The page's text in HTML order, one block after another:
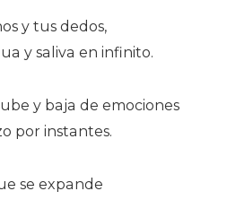
y tus dedos,
y saliva en infinito.
y baja de emociones
por instantes.
se expande